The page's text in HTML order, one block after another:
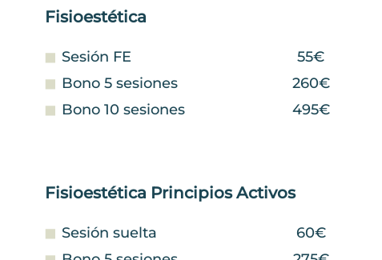
Fisioestética
Sesión FE
55€
Bono 5 sesiones
260€
Bono 10 sesiones
495€
Fisioestética Principios Activos
Sesión suelta
60€